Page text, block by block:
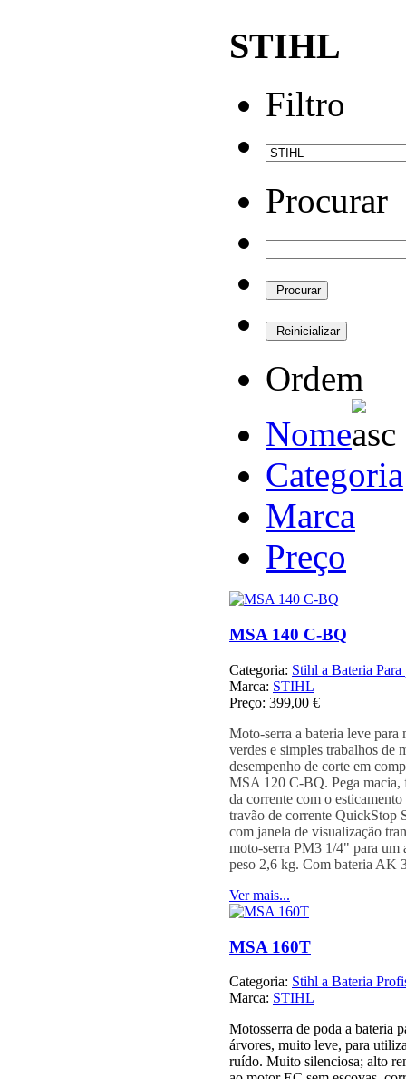
STIHL
Filtro
Procurar
Ordem
Nome
Categoria
Marca
Preço
MSA 140 C-BQ
Categoria: Stihl a Bateria Para
Marca: STIHL
Preço: 399,00 €
Moto-serra a bateria leve para
verdes e simples trabalhos de
desempenho de corte em
MSA 120 C-BQ. Pega macia,
da corrente com o
travão de corrente QuickStop
com janela de visualização
moto-serra PM3 1/4" para um
peso 2,6 kg. Com bateria AK
Ver mais...
MSA 160T
Categoria: Stihl a Bateria
Marca: STIHL
Motosserra de poda a bateria
árvores, muito leve, para
ruído. Muito silenciosa; alto